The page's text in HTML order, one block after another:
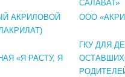
САЛАВАТ»
АКРИЛОВОЙ
ООО
«Я РАСТУ, Я
ГКУ ДЛЯ